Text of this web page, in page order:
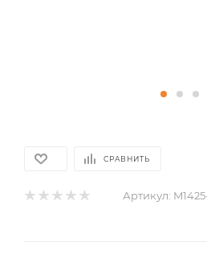
СРАВНИТЬ
Артикул: